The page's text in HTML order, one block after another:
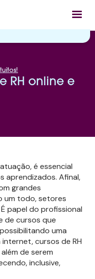
semelhantes de acordo
RH online e
é essencial
aprendizados. Afinal,
grandes
um todo, setores
papel do profissional
de cursos que
uma
cursos de RH
de serem
inclusive,